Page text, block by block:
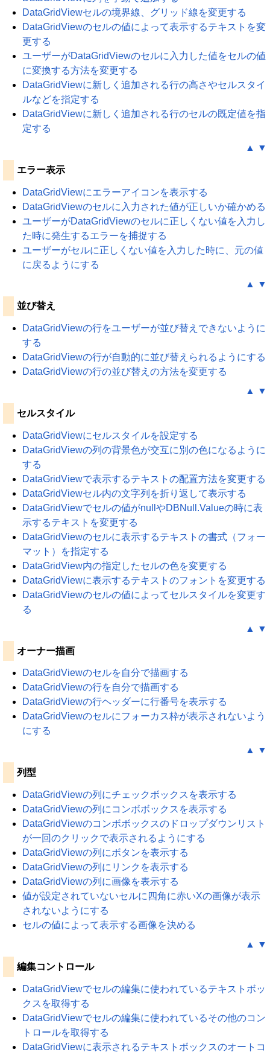
DataGridViewセルの境界線、グリッド線を変更する
DataGridViewのセルの値によって表示するテキストを変
更する
ユーザーがDataGridViewのセルに入力した値をセルの値
に変換する方法を変更する
DataGridViewに新しく追加される行の高さやセルスタイ
ルなどを指定する
DataGridViewに新しく追加される行のセルの既定値を指
定する
▲
▼
エラー表示
DataGridViewにエラーアイコンを表示する
DataGridViewのセルに入力された値が正しいか確かめる
ユーザーがDataGridViewのセルに正しくない値を入力し
た時に発生するエラーを捕捉する
ユーザーがセルに正しくない値を入力した時に、元の値
に戻るようにする
▲
▼
並び替え
DataGridViewの行をユーザーが並び替えできないように
する
DataGridViewの行が自動的に並び替えられるようにする
DataGridViewの行の並び替えの方法を変更する
▲
▼
セルスタイル
DataGridViewにセルスタイルを設定する
DataGridViewの列の背景色が交互に別の色になるように
する
DataGridViewで表示するテキストの配置方法を変更する
DataGridViewセル内の文字列を折り返して表示する
DataGridViewでセルの値がnullやDBNull.Valueの時に表
示するテキストを変更する
DataGridViewのセルに表示するテキストの書式（フォー
マット）を指定する
DataGridView内の指定したセルの色を変更する
DataGridViewに表示するテキストのフォントを変更する
DataGridViewのセルの値によってセルスタイルを変更す
る
▲
▼
オーナー描画
DataGridViewのセルを自分で描画する
DataGridViewの行を自分で描画する
DataGridViewの行ヘッダーに行番号を表示する
DataGridViewのセルにフォーカス枠が表示されないよう
にする
▲ ▼
列型
DataGridViewの列にチェックボックスを表示する
DataGridViewの列にコンボボックスを表示する
DataGridViewのコンボボックスのドロップダウンリスト
が一回のクリックで表示されるようにする
DataGridViewの列にボタンを表示する
DataGridViewの列にリンクを表示する
DataGridViewの列に画像を表示する
値が設定されていないセルに四角に赤いXの画像が表示
されないようにする
セルの値によって表示する画像を決める
▲
▼
編集コントロール
DataGridViewでセルの編集に使われているテキストボッ
クスを取得する
DataGridViewでセルの編集に使われているその他のコン
トロールを取得する
DataGridViewに表示されるテキストボックスのオートコ